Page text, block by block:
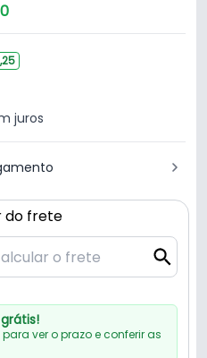
juros
do frete
ver o prazo e conferir as